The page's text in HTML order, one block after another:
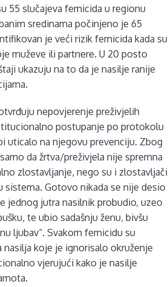
55 slučajeva femicida u regionu
sredinama počinjeno je 65
je veći rizik femicida kada su
muževe ili partnere. U 20 posto
ukazuju na to da je nasilje ranije
nepovjerenje preživjelih
postupanje po protokolu
uticalo na njegovu prevenciju. Zbog
da žrtva/preživjela nije spremna
zlostavljanje, nego su i zlostavljači
sistema. Gotovo nikada se nije desio
jednog jutra nasilnik probudio, uzeo
te ubio sadašnju ženu, bivšu
ljubav“. Svakom femicidu su
koje je ignorisalo okruženje
vjerujući kako je nasilje